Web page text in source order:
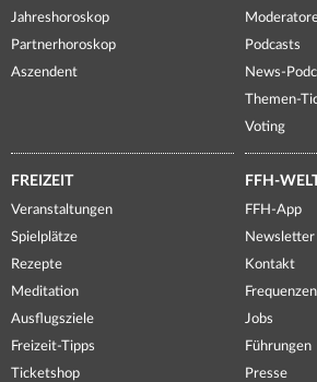
Jahreshoroskop
Partnerhoroskop
Aszendent
Podcasts
News-
Themen-
Voting
FREIZEIT
Veranstaltungen
Spielplätze
Rezepte
Meditation
Ausflugsziele
Freizeit-Tipps
Ticketshop
FFH-
FFH-App
Newsletter
Kontakt
Frequenzen
Jobs
Führungen
Presse